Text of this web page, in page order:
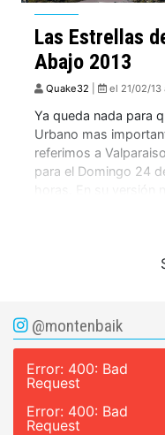
Las Estrellas
Abajo 2013
Quake32 el 21/02/13
Ya queda nada para
Urbano mas
referimos a
para el Domingo 24
horas. En su versión
@montenbaik
Error: 400: Bad
Request
Error: 400: Bad
Request